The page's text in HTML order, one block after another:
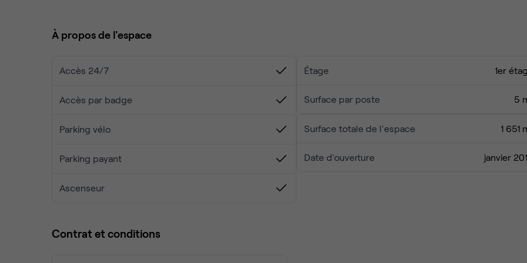
À propos de l'espace
Accès 24/7
Accès par badge
Parking vélo
Parking payant
Ascenseur
Étage 1er
Surface par poste 5
Surface totale de l'espace 1 651
Date d'ouverture janvier
Contrat et conditions